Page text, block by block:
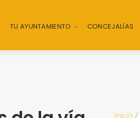
TU AYUNTAMIENTO CONCEJALÍAS
Inicio /